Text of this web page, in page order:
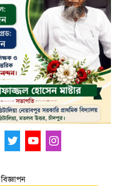
জনরাষ্ট্র আন্দোলন নামে নতুন
দলের আত্মপ্রকাশ
আসছে নতুন ডিজি
বিজ্ঞাপন